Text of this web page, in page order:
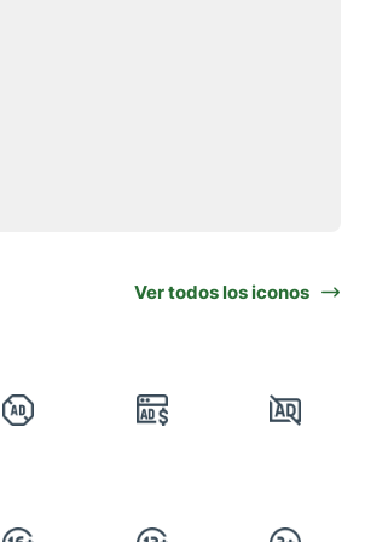
Ver todos los iconos